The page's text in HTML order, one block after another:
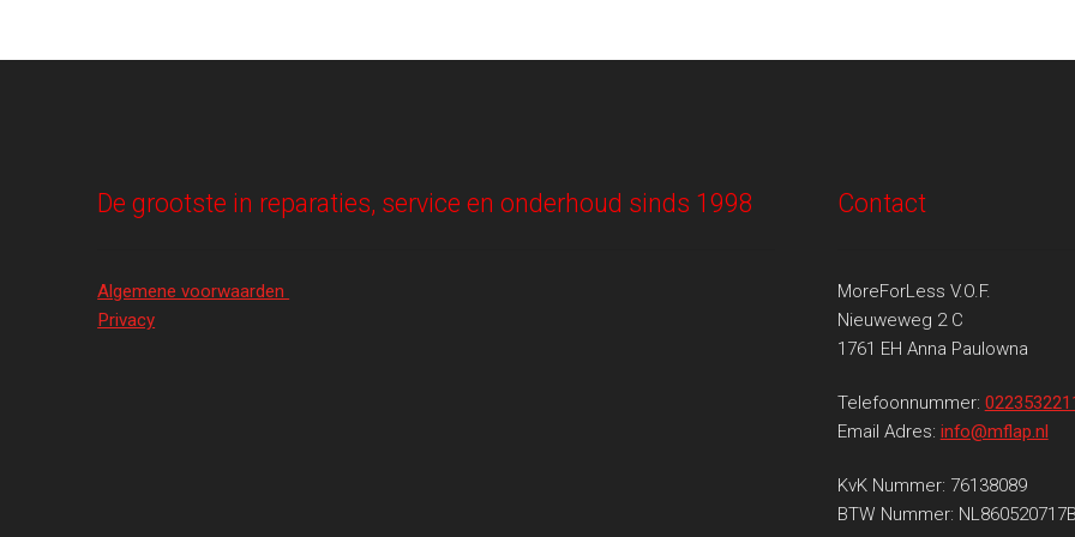
De grootste in reparaties, service en onderhoud sinds 1998
Algemene voorwaarden
Privacy
Contact
MoreForLess V.O.F.
Nieuweweg 2 C
1761 EH Anna Paulowna
Telefoonnummer:
Email Adres: info@mflap.nl
KvK Nummer: 76138089
BTW Nummer: